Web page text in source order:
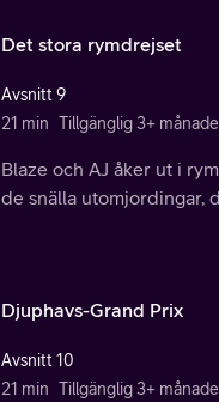
Det stora rymdrejset
Avsnitt 9
21 min Tillgänglig 3+
Blaze och AJ åker ut i
de snälla utomjordingar,
Djuphavs-Grand Prix
Avsnitt 10
21 min Tillgänglig 3+